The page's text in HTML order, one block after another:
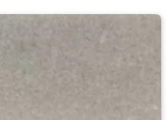
«Лифт в будущее»
наука и границы синтеза
коллекции
3D туры по выставкам